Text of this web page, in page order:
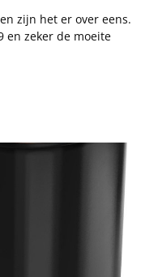
zijn het er over eens.
en zeker de moeite